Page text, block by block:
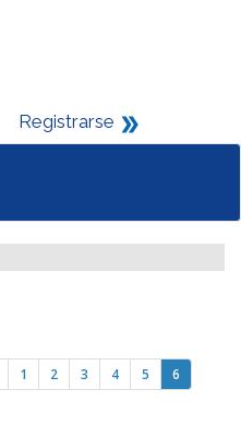
Registrarse
1 2 3 4 5 6